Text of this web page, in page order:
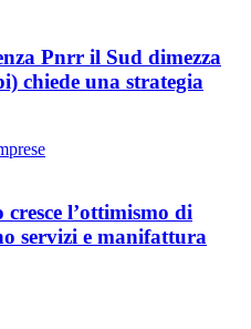
Pnrr il Sud dimezza
chiede una strategia
l’ottimismo di
servizi e manifattura